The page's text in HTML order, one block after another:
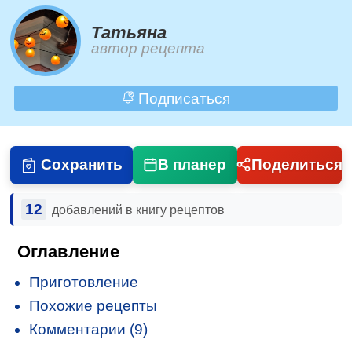
Татьяна
автор рецепта
Подписаться
Сохранить В планер Поделиться
12 добавлений в книгу рецептов
Оглавление
Приготовление
Похожие рецепты
Комментарии (9)